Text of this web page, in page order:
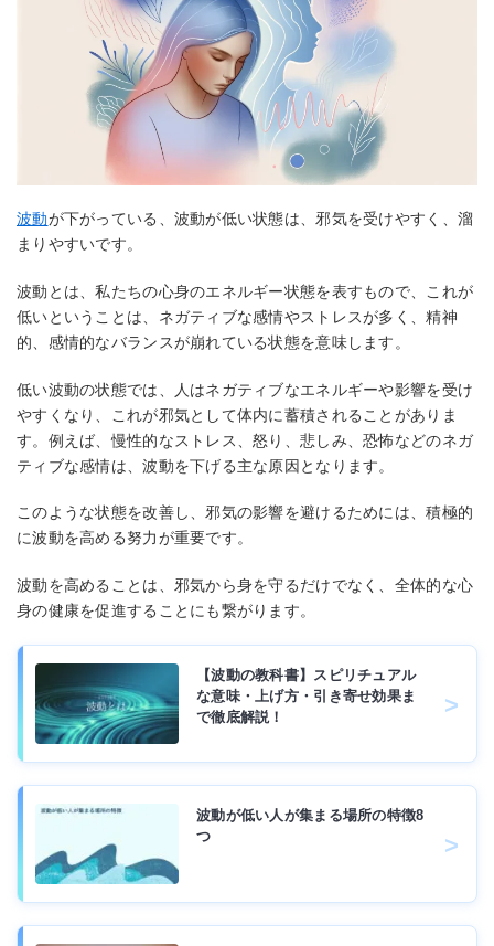
波動が下がっている、波動が低い状態は、邪気を受けやすく、溜
まりやすいです。
波動とは、私たちの心身のエネルギー状態を表すもので、これが
低いということは、ネガティブな感情やストレスが多く、精神
的、感情的なバランスが崩れている状態を意味します。
低い波動の状態では、人はネガティブなエネルギーや影響を受け
やすくなり、これが邪気として体内に蓄積されることがありま
す。例えば、慢性的なストレス、怒り、悲しみ、恐怖などのネガ
ティブな感情は、波動を下げる主な原因となります。
このような状態を改善し、邪気の影響を避けるためには、積極的
に波動を高める努力が重要です。
波動を高めることは、邪気から身を守るだけでなく、全体的な心
身の健康を促進することにも繋がります。
【波動の教科書】スピリチュアル
な意味・上げ方・引き寄せ効果ま
で徹底解説！
波動が低い人が集まる場所の特徴8
つ